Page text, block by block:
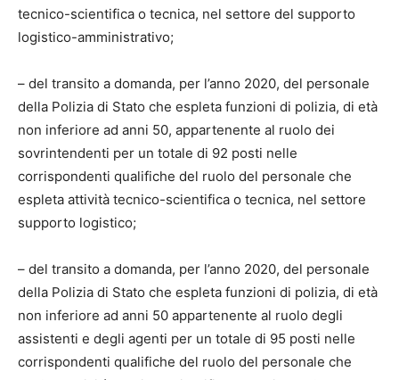
tecnico-scientifica o tecnica, nel settore del supporto
logistico-amministrativo;
– del transito a domanda, per l’anno 2020, del personale
della Polizia di Stato che espleta funzioni di polizia, di età
non inferiore ad anni 50, appartenente al ruolo dei
sovrintendenti per un totale di 92 posti nelle
corrispondenti qualifiche del ruolo del personale che
espleta attività tecnico-scientifica o tecnica, nel settore
supporto logistico;
– del transito a domanda, per l’anno 2020, del personale
della Polizia di Stato che espleta funzioni di polizia, di età
non inferiore ad anni 50 appartenente al ruolo degli
assistenti e degli agenti per un totale di 95 posti nelle
corrispondenti qualifiche del ruolo del personale che